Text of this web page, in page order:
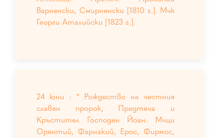
Варненски, Смирненски [1810 г.]. Мчк
Георги Аталийски [1823 г.].
24 юни : * Рождество на честния
славен пророк, Предтеча и
Кръстител Господен Йоан. Мчци
Орентий, Фарнакий, Ерос, Фирмос,